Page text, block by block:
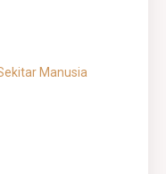
Manusia